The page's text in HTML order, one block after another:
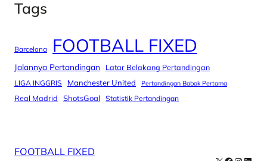
Tags
Barcelona FOOTBALL FIXED
Jalannya Pertandingan Latar Belakang Pertandingan
LIGA INGGRIS Manchester United Pertandingan Babak Pertama
Real Madrid ShotsGoal Statistik Pertandingan
FOOTBALL FIXED